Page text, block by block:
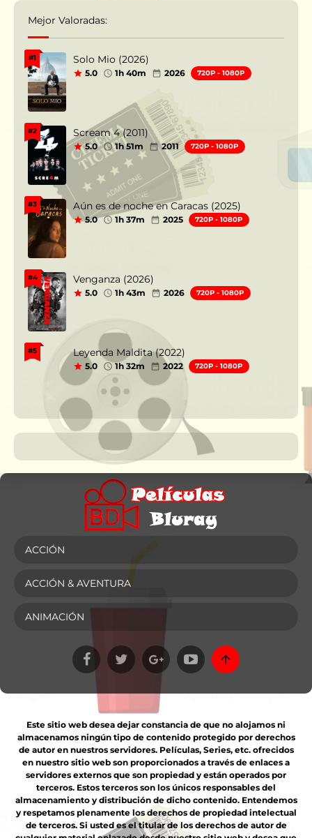
Mejor Valoradas:
#1 Solo Mio (2026)
5.0 1h 40m 2026 720P - 1080P
#2 Scream 4 (2011)
5.0 1h 51m 2011 720P - 1080P
#3 Aún es de noche en Caracas (2025)
5.0 1h 37m 2025 720P - 1080P
#4 Venganza (2026)
5.0 1h 43m 2026 720P - 1080P
#5 Leyenda Maldita (2022)
5.0 1h 32m 2022 720P - 1080P
ACCIÓN
ACCIÓN & AVENTURA
ANIMACIÓN
Este sitio web desea dejar constancia de que no alojamos ni
almacenamos ningún tipo de contenido protegido por derechos
de autor en nuestros servidores. Películas, Series, etc. ofrecidos
en nuestro sitio web son proporcionados a través de enlaces a
servidores externos que son propiedad y están operados por
terceros. Estos terceros son los únicos responsables del
almacenamiento y distribución de dicho contenido. Entendemos
y respetamos plenamente los derechos de propiedad intelectual
de terceros. Si usted es el titular de los derechos de autor de